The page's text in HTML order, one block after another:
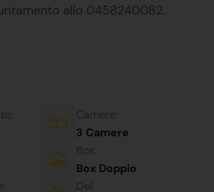
allo 0458240082.
Camere:
3 Camere
Box:
Box Doppio
Del: